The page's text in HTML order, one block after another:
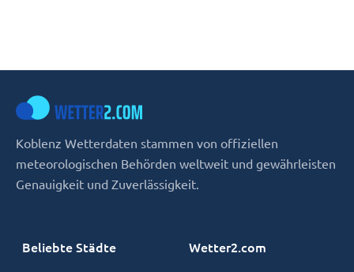
Koblenz Wetterdaten stammen von offiziellen
meteorologischen Behörden weltweit und gewährleisten
Genauigkeit und Zuverlässigkeit.
Beliebte Städte Wetter2.com